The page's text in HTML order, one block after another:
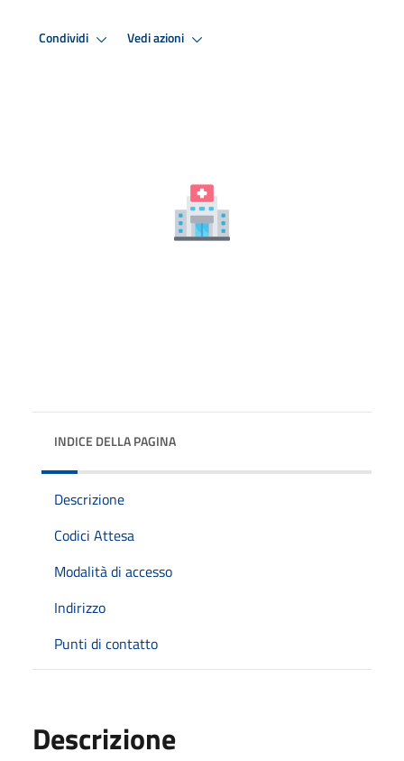
Condividi Vedi azioni
INDICE DELLA PAGINA
Descrizione
Codici Attesa
Modalità di accesso
Indirizzo
Punti di contatto
Descrizione